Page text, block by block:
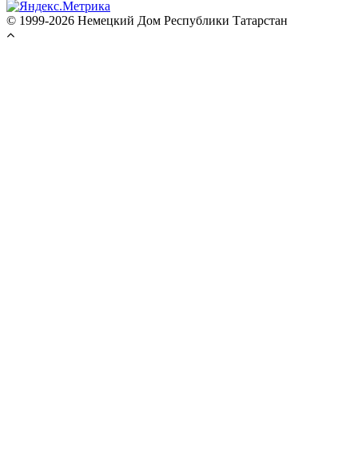
© 1999-2026 Немецкий Дом Республики Татарстан